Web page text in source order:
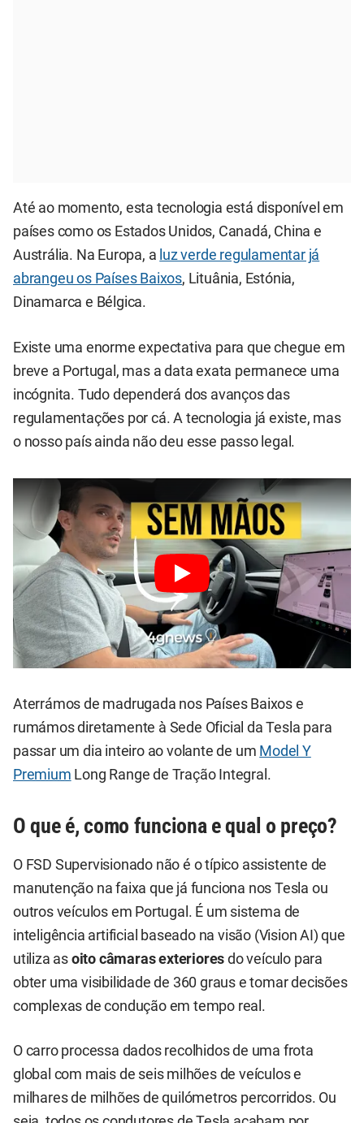
Até ao momento, esta tecnologia está disponível em
países como os Estados Unidos, Canadá, China e
Austrália. Na Europa, a luz verde regulamentar já
abrangeu os Países Baixos, Lituânia, Estónia,
Dinamarca e Bélgica.
Existe uma enorme expectativa para que chegue em
breve a Portugal, mas a data exata permanece uma
incógnita. Tudo dependerá dos avanços das
regulamentações por cá. A tecnologia já existe, mas
o nosso país ainda não deu esse passo legal.
Aterrámos de madrugada nos Países Baixos e
rumámos diretamente à Sede Oficial da Tesla para
passar um dia inteiro ao volante de um Model Y
Premium Long Range de Tração Integral.
O que é, como funciona e qual o preço?
O FSD Supervisionado não é o típico assistente de
manutenção na faixa que já funciona nos Tesla ou
outros veículos em Portugal. É um sistema de
inteligência artificial baseado na visão (Vision AI) que
utiliza as oito câmaras exteriores do veículo para
obter uma visibilidade de 360 graus e tomar decisões
complexas de condução em tempo real.
O carro processa dados recolhidos de uma frota
global com mais de seis milhões de veículos e
milhares de milhões de quilómetros percorridos. Ou